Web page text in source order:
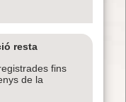
resta
fins
de la